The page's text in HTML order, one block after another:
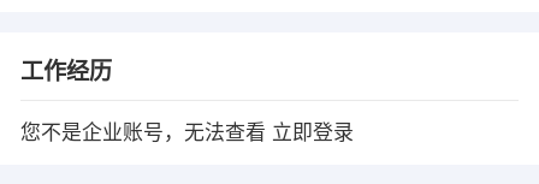
工作经历
您不是企业账号，无法查看 立即登录